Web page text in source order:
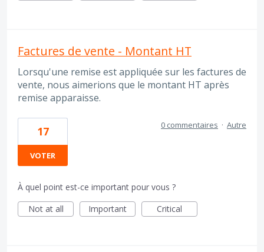
Factures de vente - Montant HT
Lorsqu'une remise est appliquée sur les factures de
vente, nous aimerions que le montant HT après
remise apparaisse.
17
VOTER
0 commentaires · Autre
À quel point est-ce important pour vous ?
Not at all
Important Critical